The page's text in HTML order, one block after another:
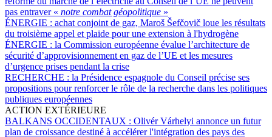
pas entraver « notre combat géopolitique »
ÉNERGIE : achat conjoint de gaz, Maroš Šefčovič loue les résultats
du troisième appel et plaide pour une extension à l'hydrogène
ÉNERGIE : la Commission européenne évalue l’architecture de
sécurité d’approvisionnement en gaz de l’UE et les mesures
d’urgence prises pendant la crise
RECHERCHE : la Présidence espagnole du Conseil précise ses
propositions pour renforcer le rôle de la recherche dans les politiques
publiques européennes
ACTION EXTÉRIEURE
BALKANS OCCIDENTAUX : Olivér Várhelyi annonce un futur
plan de croissance destiné à accélérer l'intégration des pays des